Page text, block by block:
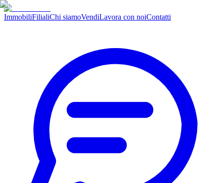
ImmobiliFilialiChi siamoVendiLavora con noiContatti